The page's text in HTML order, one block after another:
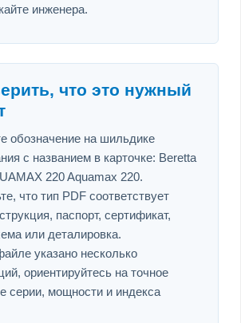
инженера.
что это нужный
обозначение на шильдике
с названием в карточке: Beretta
220 Aquamax 220.
что тип PDF соответствует
паспорт, сертификат,
или деталировка.
указано несколько
ориентируйтесь на точное
серии, мощности и индекса